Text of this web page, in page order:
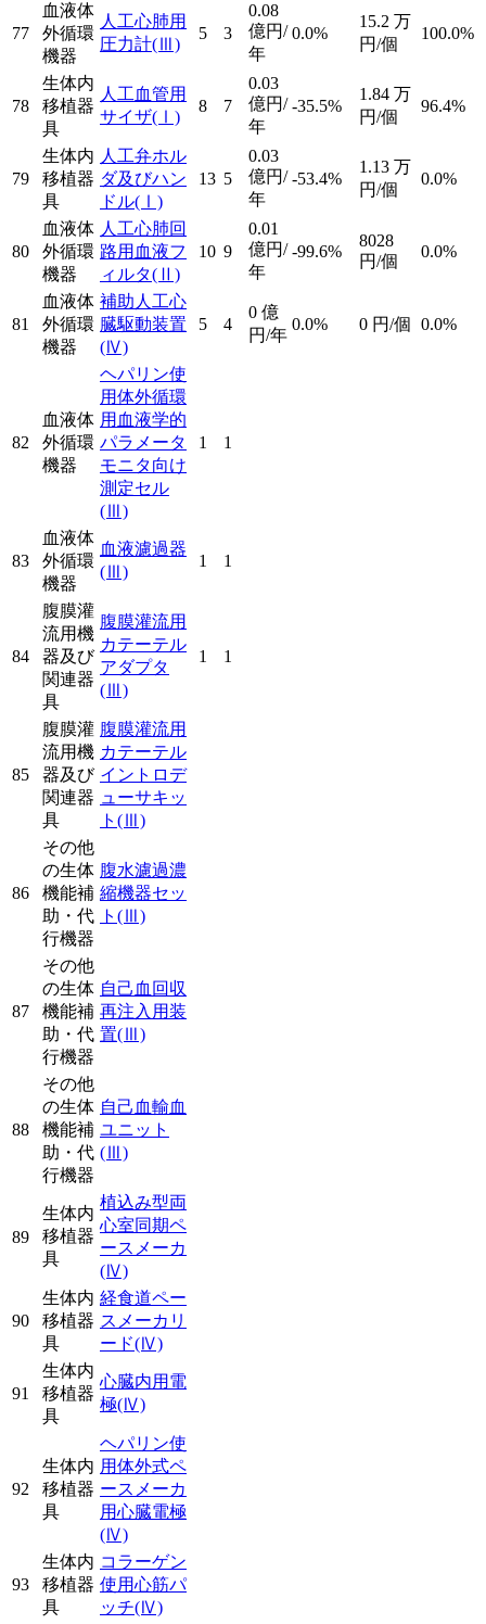
77
血液体
外循環
機器
人工心肺用
圧力計(Ⅲ)
5 3
0.08
億円/
年
0.0%
15.2 万
円/個
100.0%
78
生体内
移植器
具
人工血管用
サイザ(Ⅰ)
8 7
0.03
億円/
年
-35.5%
1.84 万
円/個
96.4%
79
生体内
移植器
具
人工弁ホル
ダ及びハン
ドル(Ⅰ)
13 5
0.03
億円/
年
-53.4%
1.13 万
円/個
0.0%
80
血液体
外循環
機器
人工心肺回
路用血液フ
ィルタ(Ⅱ)
10 9
0.01
億円/
年
-99.6%
8028
円/個
0.0%
81
血液体
外循環
機器
補助人工心
臓駆動装置
(Ⅳ)
5 4
0 億
円/年
0.0% 0 円/個 0.0%
82
血液体
外循環
機器
ヘパリン使
用体外循環
用血液学的
パラメータ
モニタ向け
測定セル
(Ⅲ)
1 1
83
血液体
外循環
機器
血液濾過器
(Ⅲ)
1 1
84
腹膜灌
流用機
器及び
関連器
具
腹膜灌流用
カテーテル
アダプタ
(Ⅲ)
1 1
85
腹膜灌
流用機
器及び
関連器
具
腹膜灌流用
カテーテル
イントロデ
ューサキッ
ト (Ⅲ)
86
その他
の生体
機能補
助・代
行機器
腹水濾過濃
縮機器セッ
ト (Ⅲ)
87
その他
の生体
機能補
助・代
行機器
自己血回収
再注入用装
置(Ⅲ)
88
その他
の生体
機能補
助・代
行機器
自己血輸血
ユニット
(Ⅲ)
89
生体内
移植器
具
植込み型両
心室同期ペ
ースメーカ
(Ⅳ)
90
生体内
移植器
具
経食道ペー
スメーカリ
ード(Ⅳ)
91
生体内
移植器
具
心臓内用電
極(Ⅳ)
92
生体内
移植器
具
ヘパリン使
用体外式ペ
ースメーカ
用心臓電極
(Ⅳ)
93
生体内
移植器
具
コラーゲン
使用心筋パ
ッチ(Ⅳ)